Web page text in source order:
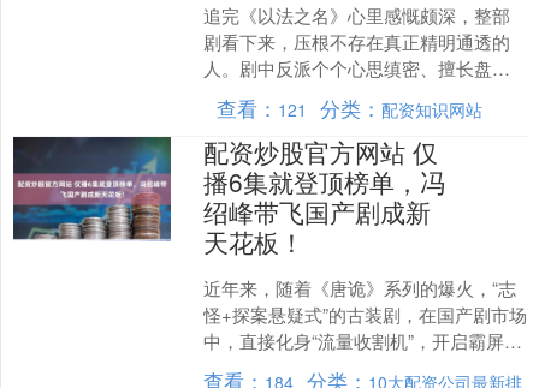
追完《以法之名》心里感慨颇深，整部
剧看下来，压根不存在真正精明通透的
人。剧中反派个个心思缜密、擅长盘
算，都觉得自己能掌控一切，靠着手段
掩盖违法行径，可最后全都自....
查看： 121 分类：配资知识网站
配资炒股官方网站 仅
播6集就登顶榜单，冯
绍峰带飞国产剧成新
天花板！
近年来，随着《唐诡》系列的爆火，“志
怪+探案悬疑式”的古装剧，在国产剧市场
中，直接化身“流量收割机”，开启霸屏时
代。 无论是《唐诡》系列的衍生短剧
查看： 184 分类： 10大配资公司最新排